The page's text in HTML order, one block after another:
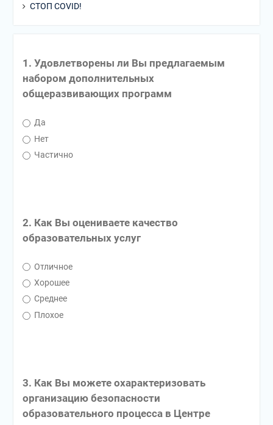
СТОП COVID!
1. Удовлетворены ли Вы предлагаемым
набором дополнительных
общеразвивающих программ
Да
Нет
Частично
2. Как Вы оцениваете качество
образовательных услуг
Отличное
Хорошее
Среднее
Плохое
3. Как Вы можете охарактеризовать
организацию безопасности
образовательного процесса в Центре